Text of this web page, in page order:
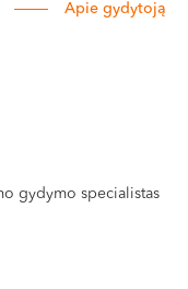
Apie gydytoją
gydymo specialistas